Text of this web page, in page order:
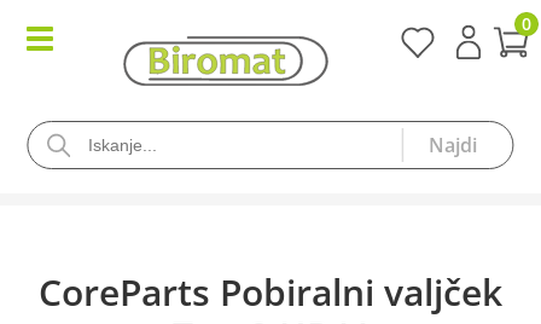
0
CoreParts Pobiralni valjček